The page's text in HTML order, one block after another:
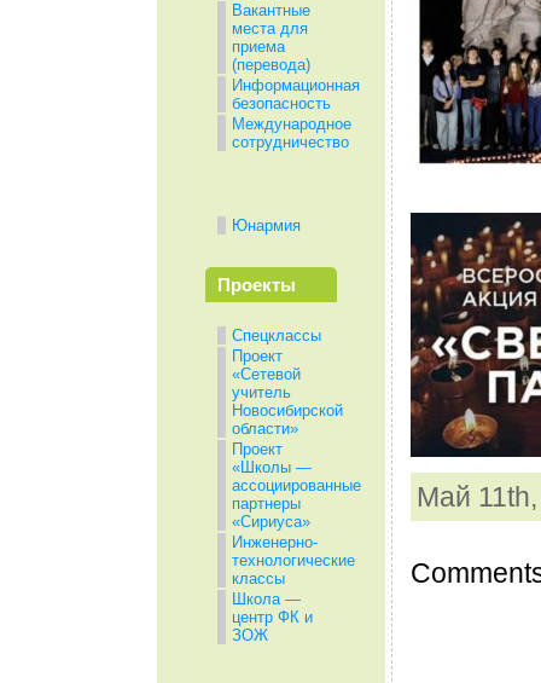
Вакантные
места для
приема
(перевода)
Информационная
безопасность
Международное
сотрудничество
Юнармия
Проекты
Спецклассы
Проект
«Сетевой
учитель
Новосибирской
области»
Проект
«Школы —
ассоциированные
партнеры
«Сириуса»
Инженерно-
технологические
классы
Школа —
центр ФК и
ЗОЖ
Май